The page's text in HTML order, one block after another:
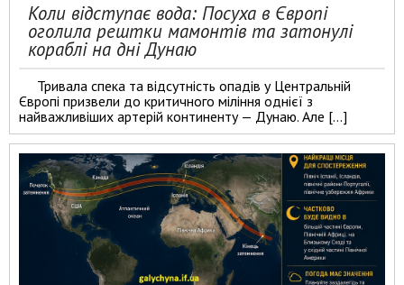
Коли відступає вода: Посуха в Європі
оголила рештки мамонтів та затонулі
кораблі на дні Дунаю
Тривала спека та відсутність опадів у Центральній
Європі призвели до критичного міління однієї з
найважливіших артерій континенту — Дунаю. Але […]